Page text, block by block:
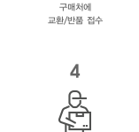
구매처에
교환/반품 접수
4